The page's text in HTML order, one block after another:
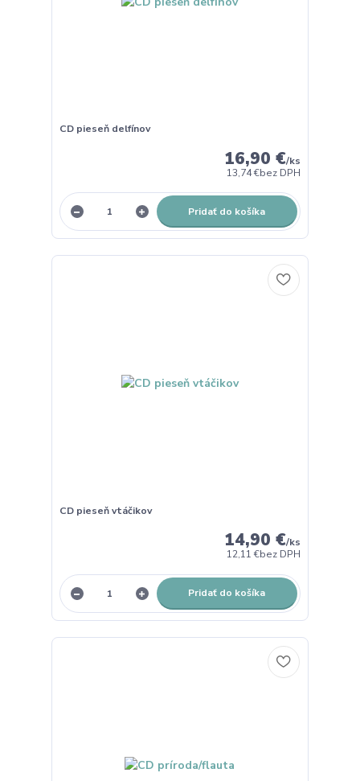
CD pieseň delfínov
16,90 €/ks
13,74 €bez DPH
Pridať do košíka
CD pieseň vtáčikov
14,90 €/ks
12,11 €bez DPH
Pridať do košíka